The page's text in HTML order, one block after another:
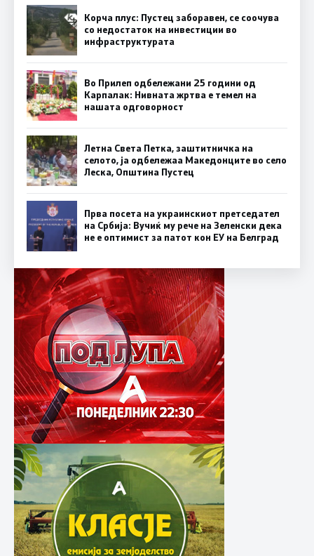
Корча плус: Пустец заборавен, се соочува
со недостаток на инвестиции во
инфраструктурата
Во Прилеп одбележани 25 години од
Карпалак: Нивната жртва е темел на
нашата одговорност
Летна Света Петка, заштитничка на
селото, ја одбележаа Македонците во село
Леска, Општина Пустец
Прва посета на украинскиот претседател
на Србија: Вучиќ му рече на Зеленски дека
не е оптимист за патот кон ЕУ на Белград